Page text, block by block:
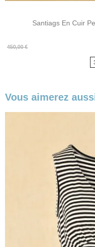
Santiags En Cuir
450,00 €
Prix
Prix
Vous aimerez